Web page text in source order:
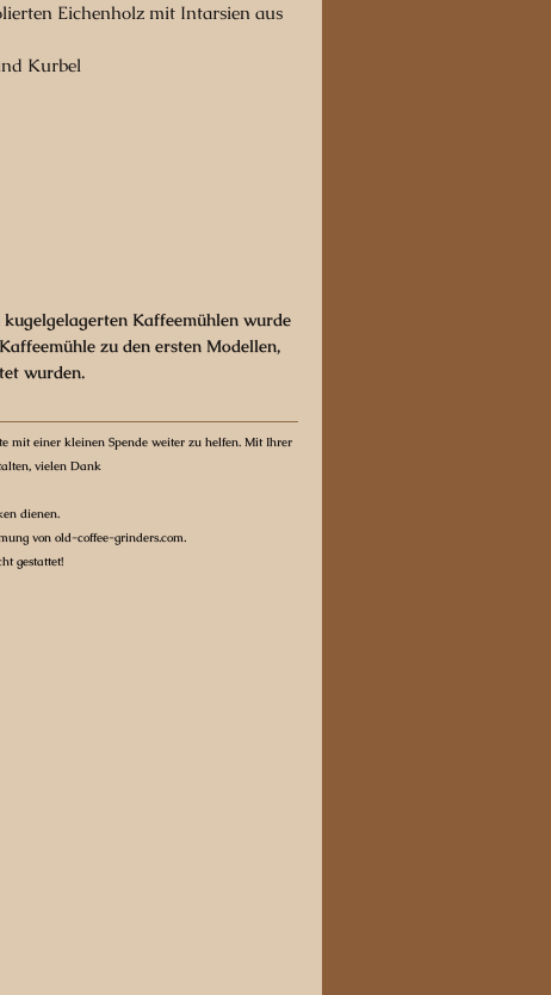
Eichenholz mit Intarsien aus
Kurbel
Kaffeemühlen wurde
zu den ersten Modellen,
wurden.
mit einer kleinen Spende weiter zu helfen. Mit Ihrer
vielen Dank
dienen.
von old-coffee-grinders.com.
gestattet!